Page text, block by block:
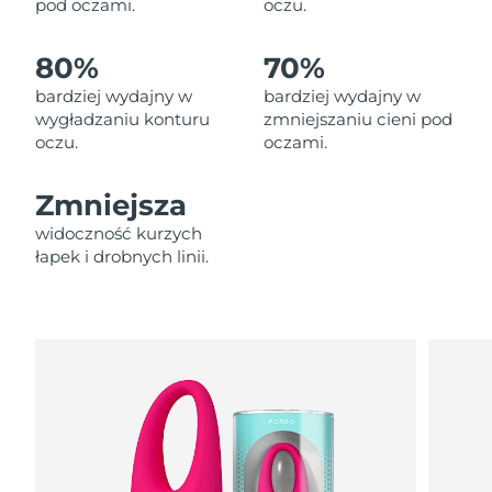
pod oczami.
oczu.
80%
bardziej wydajny w
wygładzaniu konturu
oczu.
70%
bardziej wydajny w
zmniejszaniu cieni pod
oczami.
Zmniejsza
widoczność kurzych
łapek i drobnych linii.
Liban
Oczekiwany czas dostawy
Litwa
Oczekiwany czas dostawy
8/10/26
Luksemburg
Oczekiwany czas dostawy
SRA Makau (Chiny)
Oczekiwany czas dostawy